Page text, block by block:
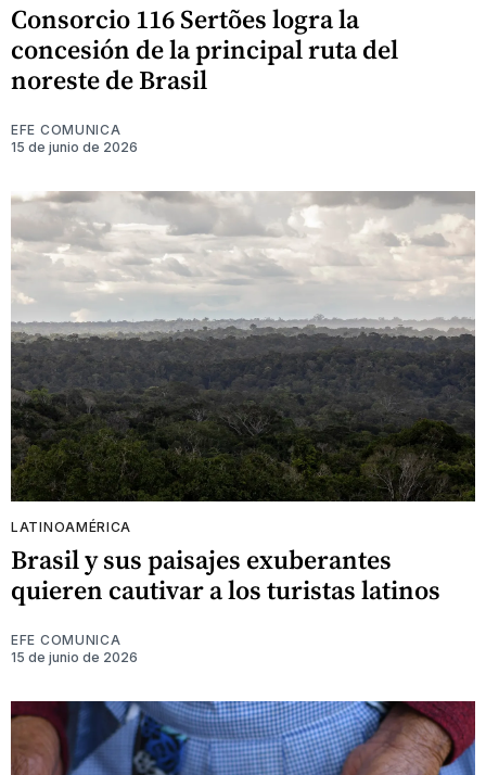
Consorcio 116 Sertões logra la
concesión de la principal ruta del
noreste de Brasil
EFE COMUNICA
15 de junio de 2026
LATINOAMÉRICA
Brasil y sus paisajes exuberantes
quieren cautivar a los turistas latinos
EFE COMUNICA
15 de junio de 2026